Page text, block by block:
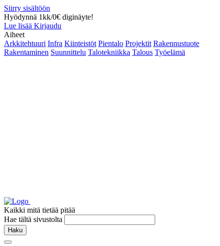
Siirry sisältöön
Hyödynnä 1kk/0€ diginäyte!
Lue lisää Kirjaudu
Aiheet
Arkkitehtuuri Infra Kiinteistöt Pientalo Projektit Rakennustuote
Rakentaminen Suunnittelu Talotekniikka Talous Työelämä
Kaikki mitä tietää pitää
Hae tältä sivustolta
Haku